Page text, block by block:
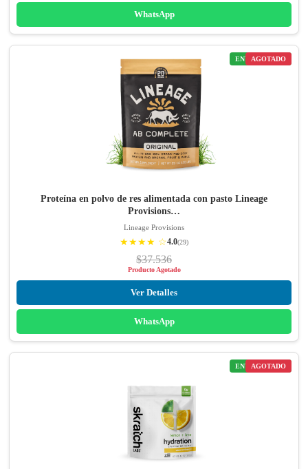
WhatsApp
ENVÍO GRATIS
AGOTADO
Proteína en polvo de res alimentada con pasto Lineage
Provisions…
Lineage Provisions
★★★★ ☆4.0(29)
$37.536
Producto Agotado
Ver Detalles
WhatsApp
ENVÍO GRATIS
AGOTADO